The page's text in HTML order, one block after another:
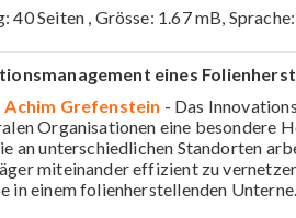
40 Seiten , Grösse: 1.67 mB,
eines
Achim Grefenstein - Das
Organisationen eine besondere
an unterschiedlichen Standorten
miteinander effizient zu
in einem folienherstellenden Unterne